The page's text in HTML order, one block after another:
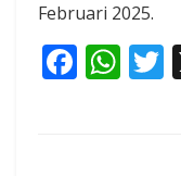
Februari 2025.
F W